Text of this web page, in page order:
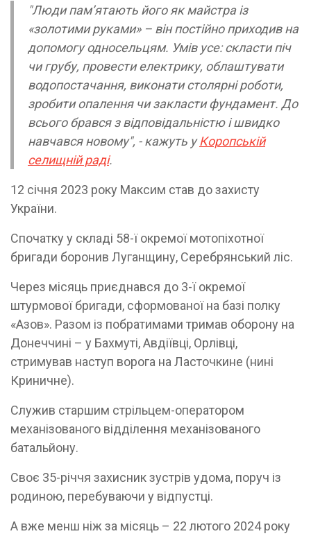
"Люди пам’ятають його як майстра із
«золотими руками» – він постійно приходив на
допомогу односельцям. Умів усе: скласти піч
чи грубу, провести електрику, облаштувати
водопостачання, виконати столярні роботи,
зробити опалення чи закласти фундамент. До
всього брався з відповідальністю і швидко
навчався новому", - кажуть уКоропській
селищній раді.
12 січня 2023 року Максим став до захисту
України.
Спочатку у складі 58-ї окремої мотопіхотної
бригади боронив Луганщину, Серебрянський ліс.
Через місяць приєднався до 3-ї окремої
штурмової бригади, сформованої на базі полку
«Азов». Разом із побратимами тримав оборону на
Донеччині – у Бахмуті, Авдіївці, Орлівці,
стримував наступ ворога на Ласточкине (нині
Криничне).
Служив старшим стрільцем-оператором
механізованого відділення механізованого
батальйону.
Своє 35-річчя захисник зустрів удома, поруч із
родиною, перебуваючи у відпустці.
А вже менш ніж за місяць – 22 лютого 2024 року